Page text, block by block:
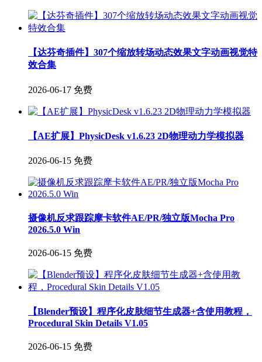
【达芬奇插件】307个缩放转场动态效果文字动画视觉特
效合集
2026-06-17 免费
【AE扩展】PhysicDesk v1.6.23 2D物理动力学模拟器
2026-06-15 免费
摄像机反求跟踪摩卡软件AE/PR/独立版Mocha Pro
2026.5.0 Win
2026-06-15 免费
【Blender预设】程序化皮肤细节生成器+含使用教程，
Procedural Skin Details V1.05
2026-06-15 免费